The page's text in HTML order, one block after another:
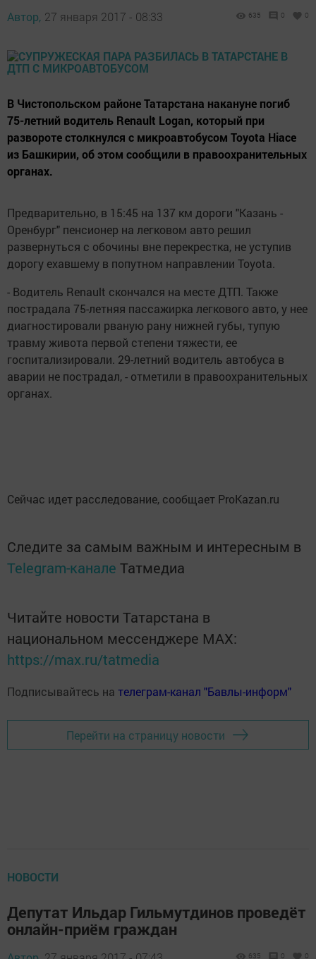
Автор, 27 января 2017 - 08:33 635 0 0
В Чистопольском районе Татарстана накануне погиб
75-летний водитель Renault Logan, который при
развороте столкнулся с микроавтобусом Toyota Hiace
из Башкирии, об этом сообщили в правоохранительных
органах.
Предварительно, в 15:45 на 137 км дороги "Казань -
Оренбург" пенсионер на легковом авто решил
развернуться с обочины вне перекрестка, не уступив
дорогу ехавшему в попутном направлении Toyota.
- Водитель Renault скончался на месте ДТП. Также
пострадала 75-летняя пассажирка легкового авто, у нее
диагностировали рваную рану нижней губы, тупую
травму живота первой степени тяжести, ее
госпитализировали. 29-летний водитель автобуса в
аварии не пострадал, - отметили в правоохранительных
органах.
Сейчас идет расследование, сообщает ProKazan.ru
Следите за самым важным и интересным в
Telegram-канале Татмедиа
Читайте новости Татарстана в
национальном мессенджере MАХ:
https://max.ru/tatmedia
Подписывайтесь на телеграм-канал "Бавлы-информ"
Перейти на страницу новости
НОВОСТИ
Депутат Ильдар Гильмутдинов проведёт
онлайн-приём граждан
635 0 0